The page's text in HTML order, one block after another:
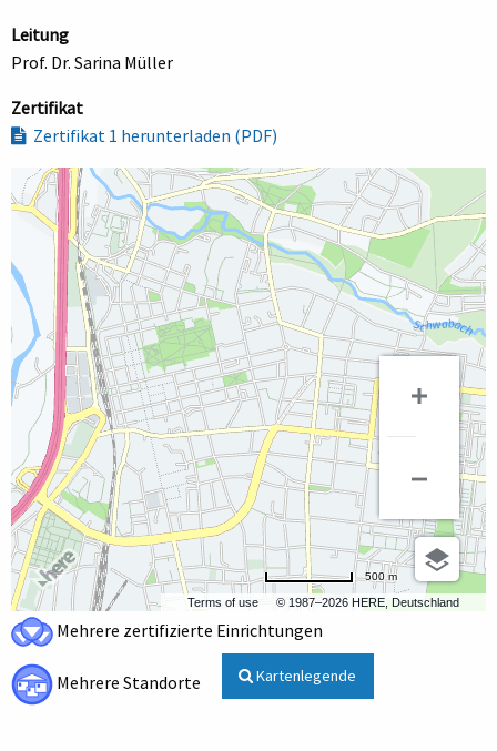
Leitung
Prof. Dr. Sarina Müller
Zertifikat
Zertifikat 1 herunterladen (PDF)
Terms of use © 1987–2026 HERE, Deutschland
500 m
Mehrere zertifizierte Einrichtungen
Mehrere Standorte Kartenlegende